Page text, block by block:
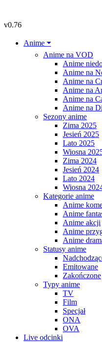
treści
v0.76
Anime ⏷
Anime na VOD
Anime
Anime na
Anime na
Anime na
Anime na
Anime na
Sezony anime
Zima 2025
Jesień 2025
Lato 2025
Wiosna
Zima 2024
Jesień 2024
Lato 2024
Wiosna
Kategorie anime
Anime
Anime
Anime akcji
Anime
Anime
Statusy anime
Emitowane
Zakończone
Typy anime
TV
Film
Specjał
ONA
OVA
Live odcinki